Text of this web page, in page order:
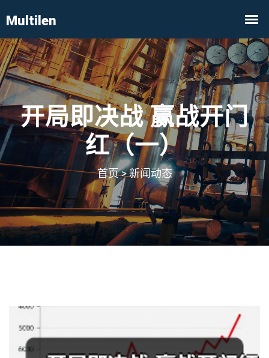
开局即决战 赢战开门
红（一）
首页>新闻动态